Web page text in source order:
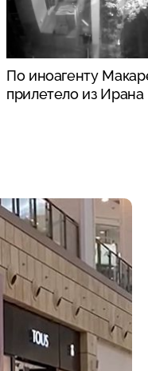
По иноагенту
прилетело из Ирана